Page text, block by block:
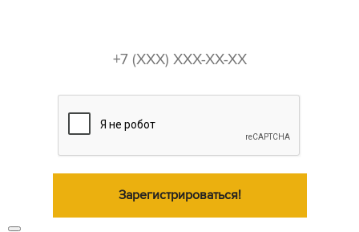
Зарегистрироваться!